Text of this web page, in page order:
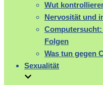
Wut
Nervosität und
Folgen
Was tun gegen
Sexualität